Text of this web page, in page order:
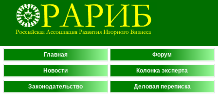
Главная Форум
Новости Колонка эксперта
Законодательство Деловая переписка